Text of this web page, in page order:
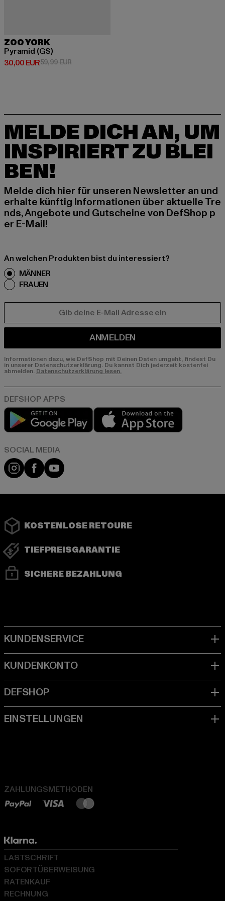
ZOO YORK
Pyramid (GS)
30,00 EUR
Derzeitiger Preis: 30,00 EUR
59,99 EURAktionspreis: 59,99 EUR
MELDE DICH AN, UM
INSPIRIERT ZU BLEI
BEN!
Melde dich hier für unseren Newsletter an und
erhalte künftig Informationen über aktuelle Tre
nds, Angebote und Gutscheine von DefShop p
er E-Mail!
An welchen Produkten bist du interessiert?
MÄNNER
FRAUEN
ANMELDEN
Informationen dazu, wie DefShop mit Deinen Daten umgeht, findest Du
in unserer Datenschutzerklärung. Du kannst Dich jederzeit kostenfei
abmelden. Datenschutzerklärung lesen.
Play market
Instagram
FacebookYouTube
KOSTENLOSE RETOURE
TIEFPREISGARANTIE
SICHERE BEZAHLUNG
ZAHLUNGSMETHODEN
LASTSCHRIFT
SOFORTÜBERWEISUNG
RATENKAUF
RECHNUNG